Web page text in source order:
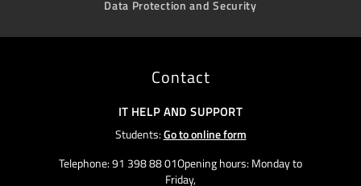
Data Protection and Security
Contact
IT HELP AND SUPPORT
Students:Go to online form
Telephone: 91 398 88 01Opening hours: Monday to
Friday,